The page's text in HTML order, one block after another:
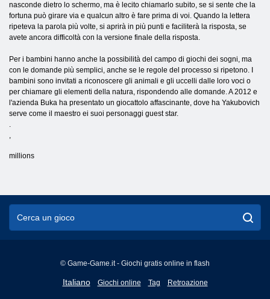
nasconde dietro lo schermo, ma è lecito chiamarlo subito, se si sente che la
fortuna può girare via e qualcun altro è fare prima di voi. Quando la lettera
ripeteva la parola più volte, si aprirà in più punti e faciliterà la risposta, se
avete ancora difficoltà con la versione finale della risposta.
Per i bambini hanno anche la possibilità del campo di giochi dei sogni, ma
con le domande più semplici, anche se le regole del processo si ripetono. I
bambini sono invitati a riconoscere gli animali e gli uccelli dalle loro voci o
per chiamare gli elementi della natura, rispondendo alle domande. A 2012 e
l'azienda Buka ha presentato un giocattolo affascinante, dove ha Yakubovich
serve come il maestro ei suoi personaggi guest star.
.
,
millions
© Game-Game.it - Giochi gratis online in flash
Italiano
English
Giochi online Tag Retroazione